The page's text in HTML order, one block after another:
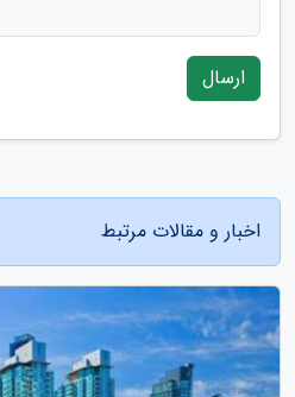
ارسال
اخبار و مقالات مرتبط